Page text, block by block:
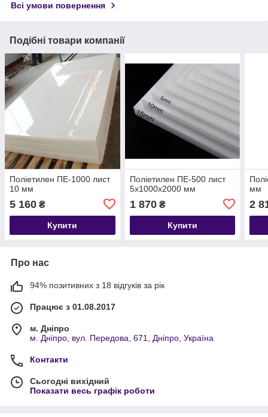
Всі умови повернення
Подібні товари компанії
Поліетилен ПЕ-1000 лист
10 мм
5 160 ₴
Купити
Поліетилен ПЕ-500 лист
5х1000х2000 мм
1 870₴
Купити
мм
2
Про нас
94% позитивних з 18 відгуків за рік
Працює з 01.08.2017
м. Дніпро
м. Дніпро, вул. Передова, 671, Дніпро, Україна
Контакти
Сьогодні вихідний
Показати весь графік роботи